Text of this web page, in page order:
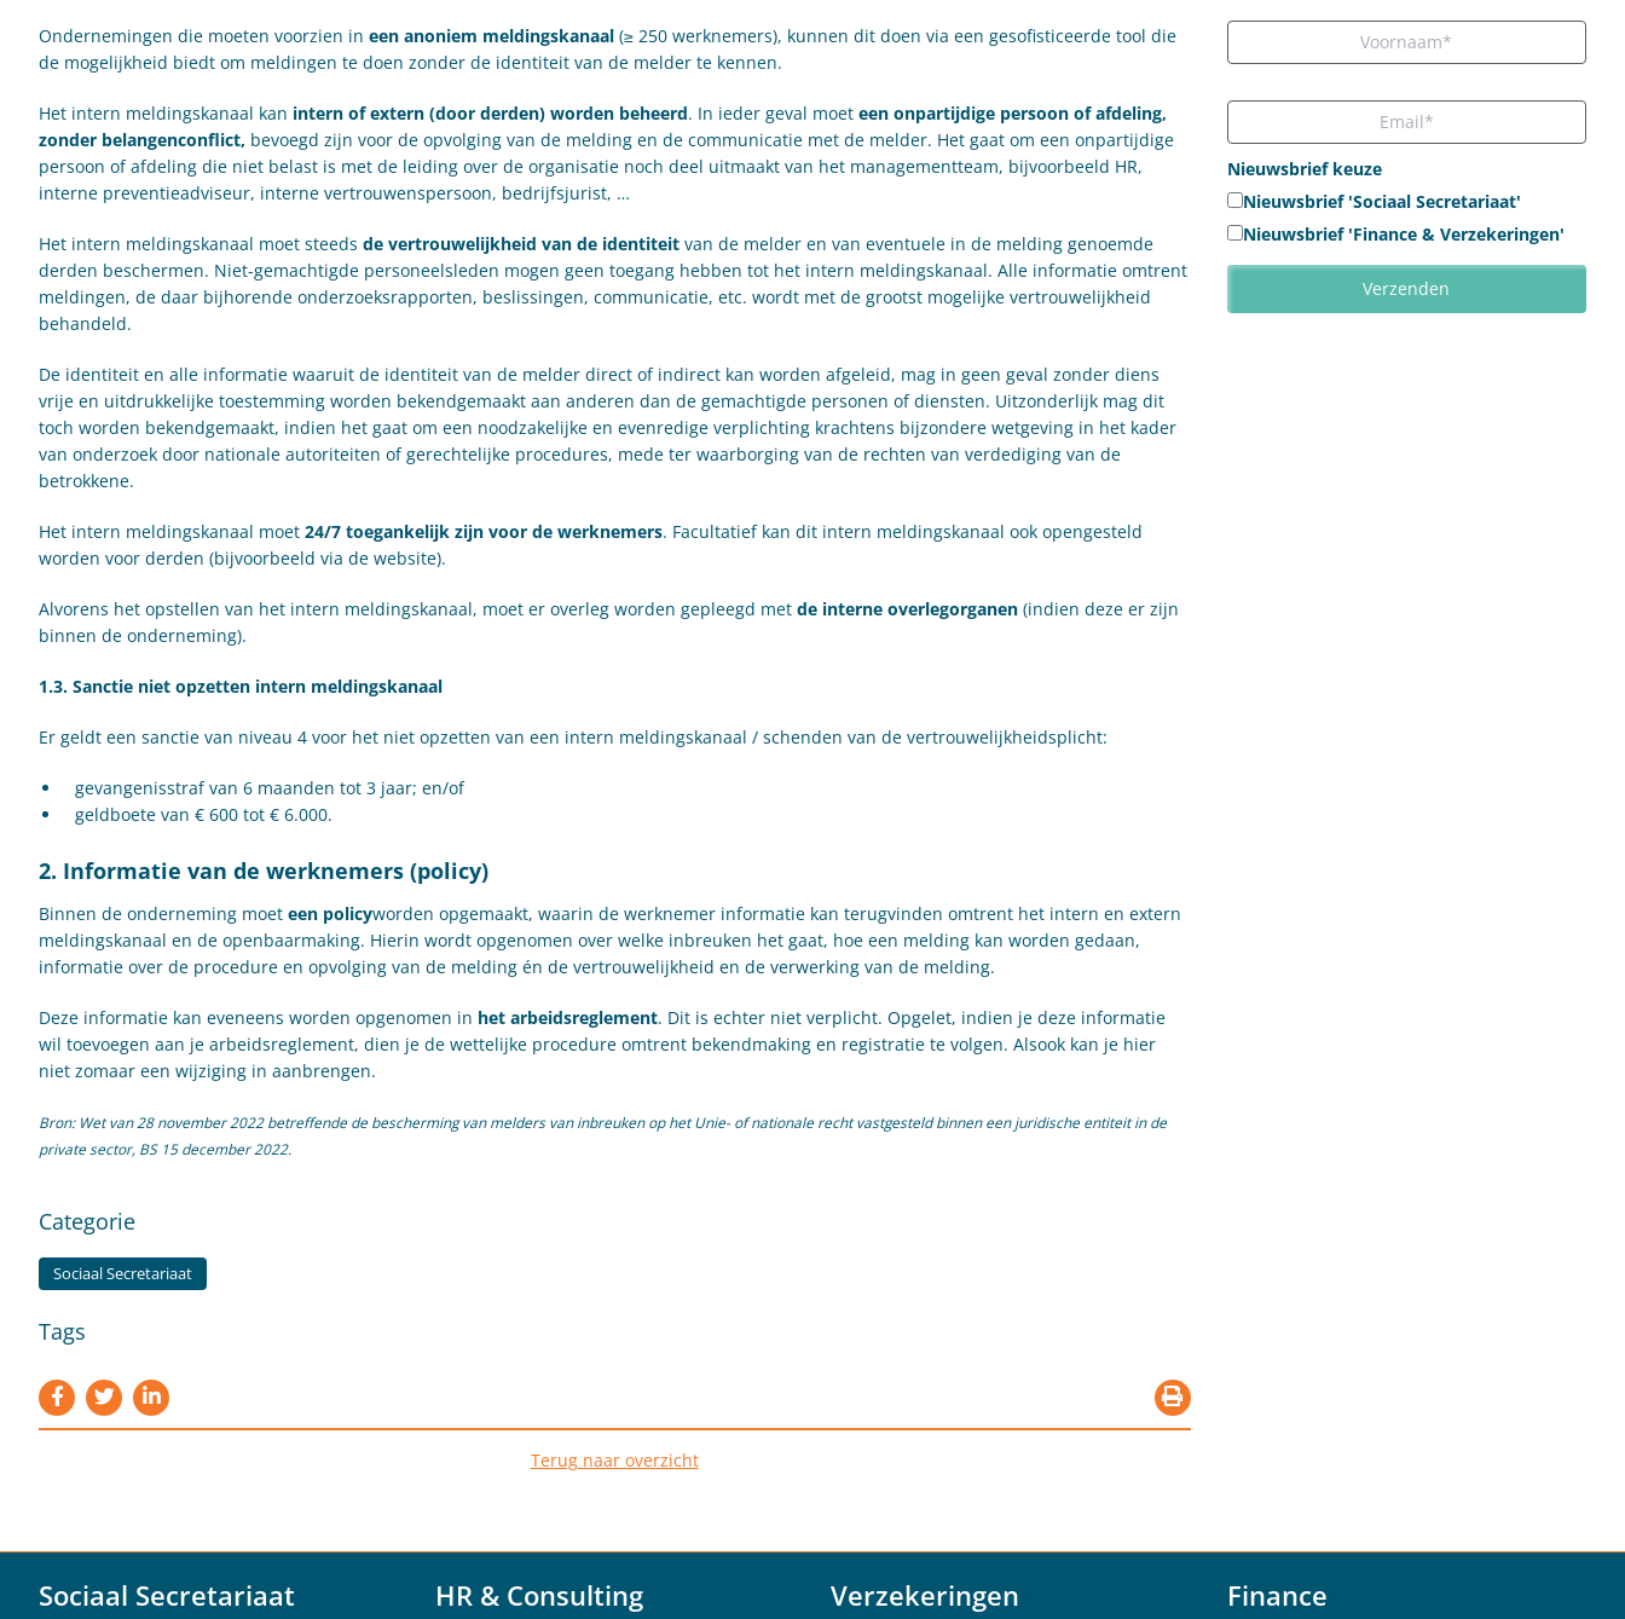
Ondernemingen die moeten voorzien in een anoniem meldingskanaal (≥ 250 werknemers), kunnen dit doen via een gesofisticeerde tool die
de mogelijkheid biedt om meldingen te doen zonder de identiteit van de melder te kennen.
Het intern meldingskanaal kan intern of extern (door derden) worden beheerd. In ieder geval moet een onpartijdige persoon of afdeling,
zonder belangenconflict, bevoegd zijn voor de opvolging van de melding en de communicatie met de melder. Het gaat om een onpartijdige
persoon of afdeling die niet belast is met de leiding over de organisatie noch deel uitmaakt van het managementteam, bijvoorbeeld HR,
interne preventieadviseur, interne vertrouwenspersoon, bedrijfsjurist, …
Het intern meldingskanaal moet steeds de vertrouwelijkheid van de identiteit van de melder en van eventuele in de melding genoemde
derden beschermen. Niet-gemachtigde personeelsleden mogen geen toegang hebben tot het intern meldingskanaal. Alle informatie omtrent
meldingen, de daar bijhorende onderzoeksrapporten, beslissingen, communicatie, etc. wordt met de grootst mogelijke vertrouwelijkheid
behandeld.
De identiteit en alle informatie waaruit de identiteit van de melder direct of indirect kan worden afgeleid, mag in geen geval zonder diens
vrije en uitdrukkelijke toestemming worden bekendgemaakt aan anderen dan de gemachtigde personen of diensten. Uitzonderlijk mag dit
toch worden bekendgemaakt, indien het gaat om een noodzakelijke en evenredige verplichting krachtens bijzondere wetgeving in het kader
van onderzoek door nationale autoriteiten of gerechtelijke procedures, mede ter waarborging van de rechten van verdediging van de
betrokkene.
Het intern meldingskanaal moet 24/7 toegankelijk zijn voor de werknemers. Facultatief kan dit intern meldingskanaal ook opengesteld
worden voor derden (bijvoorbeeld via de website).
Alvorens het opstellen van het intern meldingskanaal, moet er overleg worden gepleegd met de interne overlegorganen (indien deze er zijn
binnen de onderneming).
1.3. Sanctie niet opzetten intern meldingskanaal
Er geldt een sanctie van niveau 4 voor het niet opzetten van een intern meldingskanaal / schenden van de vertrouwelijkheidsplicht:
gevangenisstraf van 6 maanden tot 3 jaar; en/of
geldboete van € 600 tot € 6.000.
2. Informatie van de werknemers (policy)
Binnen de onderneming moet een policyworden opgemaakt, waarin de werknemer informatie kan terugvinden omtrent het intern en extern
meldingskanaal en de openbaarmaking. Hierin wordt opgenomen over welke inbreuken het gaat, hoe een melding kan worden gedaan,
informatie over de procedure en opvolging van de melding én de vertrouwelijkheid en de verwerking van de melding.
Deze informatie kan eveneens worden opgenomen in het arbeidsreglement. Dit is echter niet verplicht. Opgelet, indien je deze informatie
wil toevoegen aan je arbeidsreglement, dien je de wettelijke procedure omtrent bekendmaking en registratie te volgen. Alsook kan je hier
niet zomaar een wijziging in aanbrengen.
Bron: Wet van 28 november 2022 betreffende de bescherming van melders van inbreuken op het Unie- of nationale recht vastgesteld binnen een juridische entiteit in de
private sector, BS 15 december 2022.
Categorie
Sociaal Secretariaat
Tags
Terug naar overzicht
Nieuwsbrief keuze
Nieuwsbrief 'Sociaal Secretariaat'
Nieuwsbrief 'Finance & Verzekeringen'
Sociaal Secretariaat HR & Consulting Verzekeringen Finance